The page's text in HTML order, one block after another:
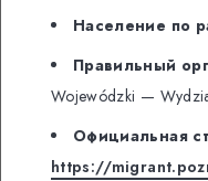
Население по
Правильный
Wojewódzki —
Официальная
https://